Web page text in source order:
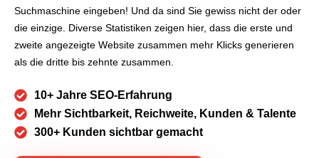
Suchmaschine eingeben! Und da sind Sie gewiss nicht der oder
die einzige. Diverse Statistiken zeigen hier, dass die erste und
zweite angezeigte Website zusammen mehr Klicks generieren
als die dritte bis zehnte zusammen.
10+ Jahre SEO-Erfahrung
Mehr Sichtbarkeit, Reichweite, Kunden & Talente
300+ Kunden sichtbar gemacht